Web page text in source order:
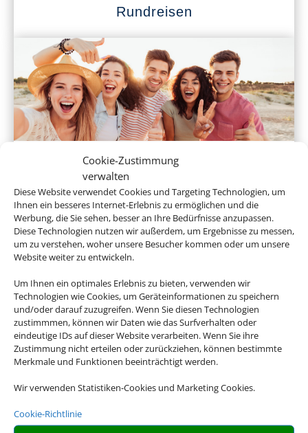
Cookie-Zustimmung
verwalten
Diese Website verwendet Cookies und Targeting Technologien, um
Ihnen ein besseres Internet-Erlebnis zu ermöglichen und die
Werbung, die Sie sehen, besser an Ihre Bedürfnisse anzupassen.
Diese Technologien nutzen wir außerdem, um Ergebnisse zu messen,
um zu verstehen, woher unsere Besucher kommen oder um unsere
Website weiter zu entwickeln.
Um Ihnen ein optimales Erlebnis zu bieten, verwenden wir
Technologien wie Cookies, um Geräteinformationen zu speichern
und/oder darauf zuzugreifen. Wenn Sie diesen Technologien
zustimmmen, können wir Daten wie das Surfverhalten oder
eindeutige IDs auf dieser Website verarbeiten. Wenn Sie ihre
Zustimmung nicht erteilen oder zurückziehen, können bestimmte
Merkmale und Funktionen beeinträchtigt werden.
Wir verwenden Statistiken-Cookies und Marketing Cookies.
Cookie-Richtlinie
Rundreisen
Klassenfahrten
Gruppenreisen
Empfehlungen für Ihre Reise